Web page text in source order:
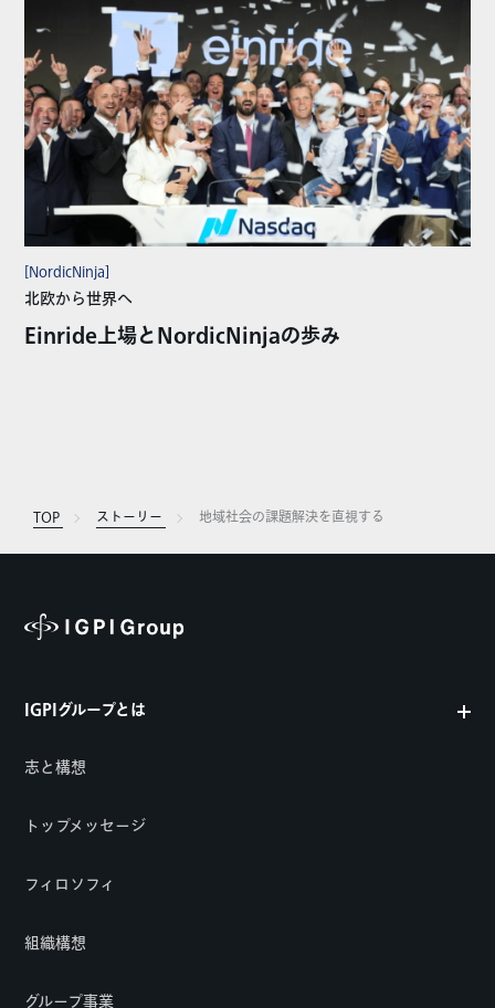
[NordicNinja]
北欧から世界へ
Einride上場とNordicNinjaの歩み
TOP ストーリー 地域社会の課題解決を直視する
IGPIグループとは
志と構想
トップメッセージ
フィロソフィ
組織構想
グループ事業